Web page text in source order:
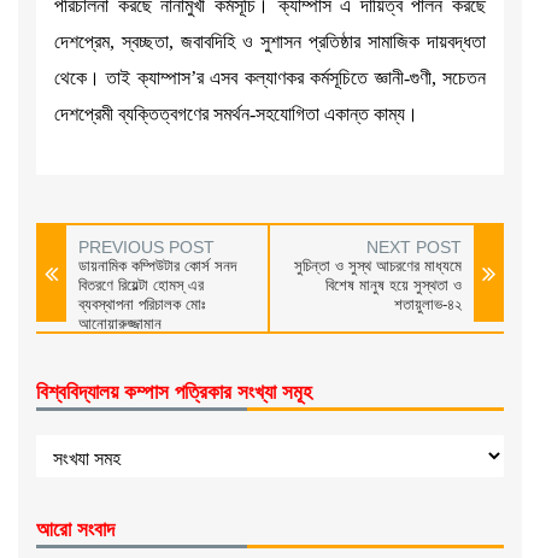
পরিচালনা করছে নানামুখী কর্মসূচি। ক্যাম্পাস এ দায়িত্ব পালন করছে
দেশপ্রেম, স্বচ্ছতা, জবাবদিহি ও সুশাসন প্রতিষ্ঠার সামাজিক দায়বদ্ধতা
থেকে। তাই ক্যাম্পাস’র এসব কল্যাণকর কর্মসূচিতে জ্ঞানী-গুণী, সচেতন
দেশপ্রেমী ব্যক্তিত্বগণের সমর্থন-সহযোগিতা একান্ত কাম্য।
PREVIOUS POST
ডায়নামিক কম্পিউটার কোর্স সনদ
বিতরণে রিয়েল্টা হোমস্ এর
ব্যবস্থাপনা পরিচালক মোঃ
আনোয়ারুজ্জামান
NEXT POST
সুচিন্তা ও সুস্থ আচরণের মাধ্যমে
বিশেষ মানুষ হয়ে সুস্থতা ও
শতায়ুলাভ-৪২
বিশ্ববিদ্যালয় কম্পাস পত্রিকার সংখ্যা সমূহ
আরো সংবাদ